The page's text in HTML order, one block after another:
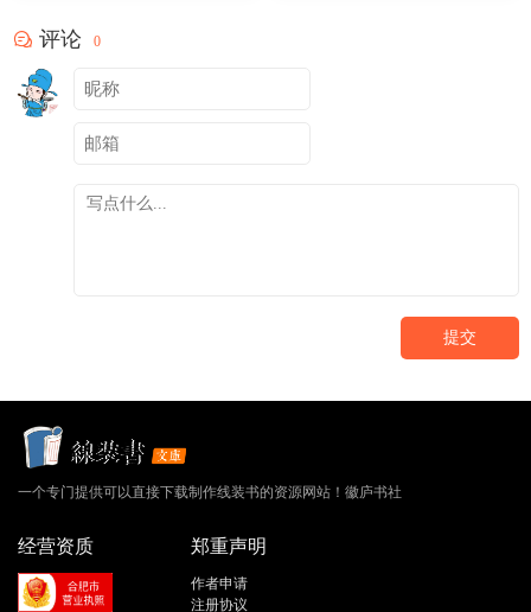
评论 0
提交
一个专门提供可以直接下载制作线装书的资源网站！徽庐书社
经营资质 郑重声明
作者申请
注册协议